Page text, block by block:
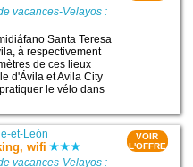
vacances-Velayos :
Santa Teresa
à respectivement
de ces lieux
d'Ávila et Avila City
le vélo dans
et-León
wifi
vacances-Velayos :
VOIR
L'OFFRE